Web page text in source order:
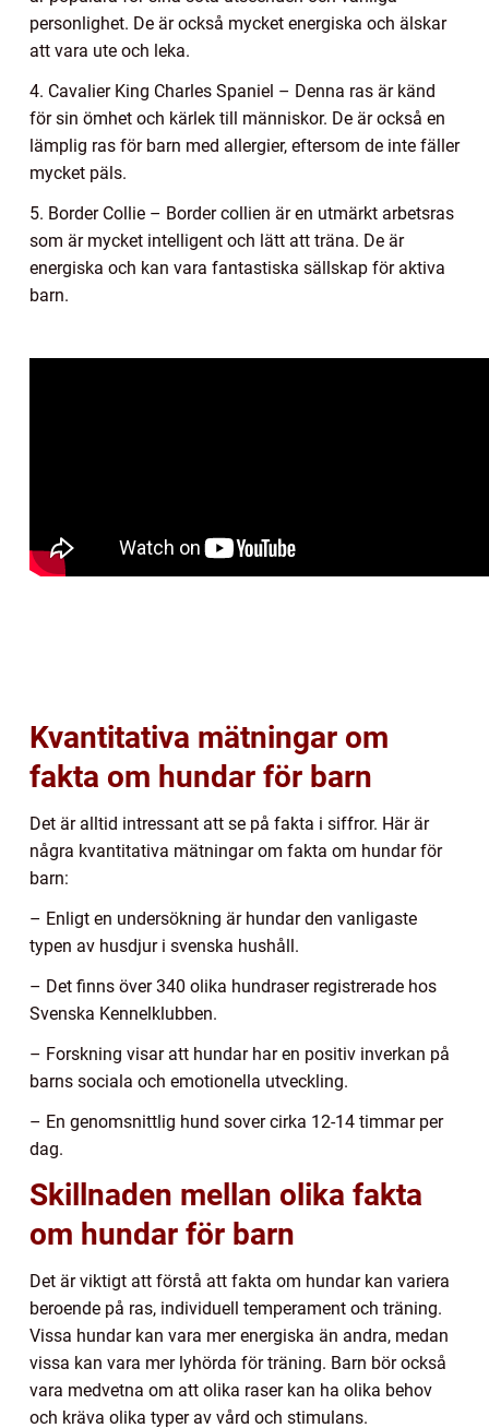
personlighet. De är också mycket energiska och älskar
att vara ute och leka.
4. Cavalier King Charles Spaniel – Denna ras är känd
för sin ömhet och kärlek till människor. De är också en
lämplig ras för barn med allergier, eftersom de inte fäller
mycket päls.
5. Border Collie – Border collien är en utmärkt arbetsras
som är mycket intelligent och lätt att träna. De är
energiska och kan vara fantastiska sällskap för aktiva
barn.
Kvantitativa mätningar om
fakta om hundar för barn
Det är alltid intressant att se på fakta i siffror. Här är
några kvantitativa mätningar om fakta om hundar för
barn:
– Enligt en undersökning är hundar den vanligaste
typen av husdjur i svenska hushåll.
– Det finns över 340 olika hundraser registrerade hos
Svenska Kennelklubben.
– Forskning visar att hundar har en positiv inverkan på
barns sociala och emotionella utveckling.
– En genomsnittlig hund sover cirka 12-14 timmar per
dag.
Skillnaden mellan olika fakta
om hundar för barn
Det är viktigt att förstå att fakta om hundar kan variera
beroende på ras, individuell temperament och träning.
Vissa hundar kan vara mer energiska än andra, medan
vissa kan vara mer lyhörda för träning. Barn bör också
vara medvetna om att olika raser kan ha olika behov
och kräva olika typer av vård och stimulans.